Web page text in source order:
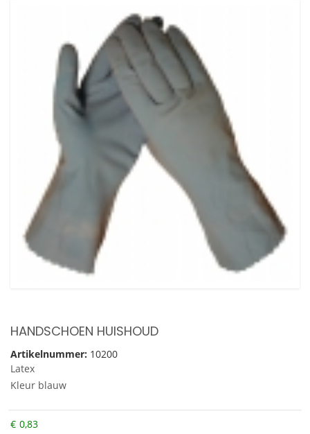
HANDSCHOEN HUISHOUD
Artikelnummer: 10200
Latex
Kleur blauw
€ 0,83